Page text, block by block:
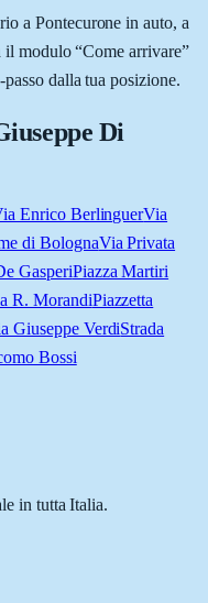
a Pontecurone in auto, a
modulo “Come arrivare”
dalla tua posizione.
Di
Enrico BerlinguerVia
di BolognaVia Privata
GasperiPiazza Martiri
R. MorandiPiazzetta
Giuseppe VerdiStrada
Bossi
in tutta Italia.